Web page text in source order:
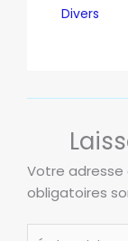
Divers
Votre adresse
obligatoires